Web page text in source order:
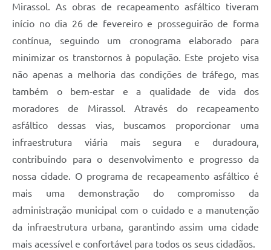
Mirassol. As obras de recapeamento asfáltico tiveram
início no dia 26 de fevereiro e prosseguirão de forma
contínua, seguindo um cronograma elaborado para
minimizar os transtornos à população. Este projeto visa
não apenas a melhoria das condições de tráfego, mas
também o bem-estar e a qualidade de vida dos
moradores de Mirassol. Através do recapeamento
asfáltico dessas vias, buscamos proporcionar uma
infraestrutura viária mais segura e duradoura,
contribuindo para o desenvolvimento e progresso da
nossa cidade. O programa de recapeamento asfáltico é
mais uma demonstração do compromisso da
administração municipal com o cuidado e a manutenção
da infraestrutura urbana, garantindo assim uma cidade
mais acessível e confortável para todos os seus cidadãos.